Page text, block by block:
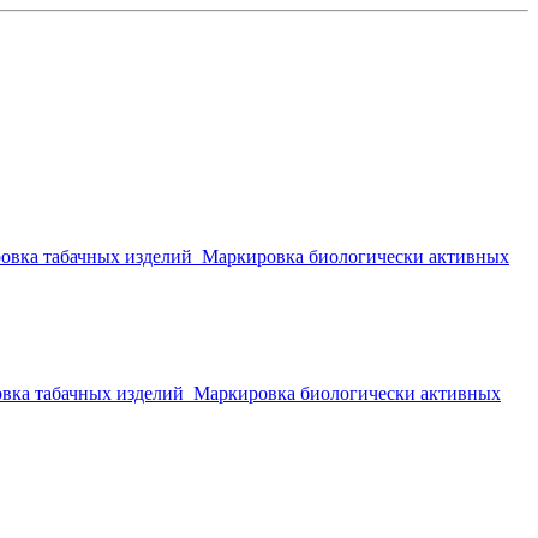
табачных изделий Маркировка биологически активных
табачных изделий Маркировка биологически активных